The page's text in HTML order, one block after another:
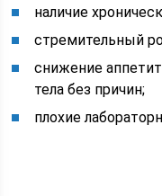
наличие
стремительный
снижение
тела без причин;
плохие